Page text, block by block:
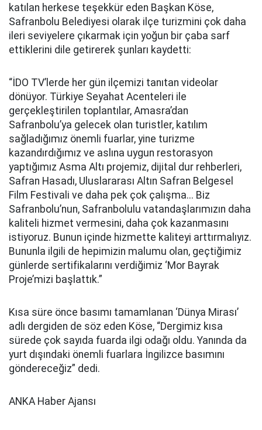
katılan herkese teşekkür eden Başkan Köse,
Safranbolu Belediyesi olarak ilçe turizmini çok daha
ileri seviyelere çıkarmak için yoğun bir çaba sarf
ettiklerini dile getirerek şunları kaydetti:
“İDO TV’lerde her gün ilçemizi tanıtan videolar
dönüyor. Türkiye Seyahat Acenteleri ile
gerçekleştirilen toplantılar, Amasra’dan
Safranbolu’ya gelecek olan turistler, katılım
sağladığımız önemli fuarlar, yine turizme
kazandırdığımız ve aslına uygun restorasyon
yaptığımız Asma Altı projemiz, dijital dur rehberleri,
Safran Hasadı, Uluslararası Altın Safran Belgesel
Film Festivali ve daha pek çok çalışma... Biz
Safranbolu’nun, Safranbolulu vatandaşlarımızın daha
kaliteli hizmet vermesini, daha çok kazanmasını
istiyoruz. Bunun içinde hizmette kaliteyi arttırmalıyız.
Bununla ilgili de hepimizin malumu olan, geçtiğimiz
günlerde sertifikalarını verdiğimiz ‘Mor Bayrak
Proje’mizi başlattık.”
Kısa süre önce basımı tamamlanan ‘Dünya Mirası’
adlı dergiden de söz eden Köse, “Dergimiz kısa
sürede çok sayıda fuarda ilgi odağı oldu. Yanında da
yurt dışındaki önemli fuarlara İngilizce basımını
göndereceğiz” dedi.
ANKA Haber Ajansı